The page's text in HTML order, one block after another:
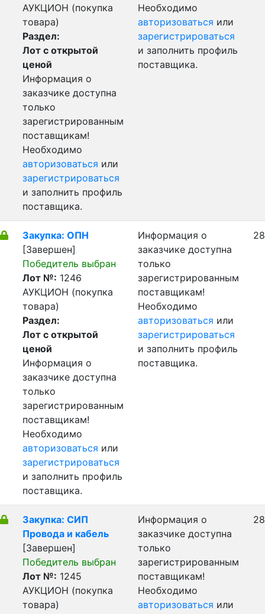
АУКЦИОН (покупка
товара)
Раздел:
Лот с открытой
ценой
Информация о
заказчике доступна
только
зарегистрированным
поставщикам!
Необходимо
авторизоваться или
зарегистрироваться
и заполнить профиль
поставщика.
Необходимо
авторизоваться или
зарегистрироваться
и заполнить профиль
поставщика.
Закупка: ОПН
[Завершен]
Победитель выбран
Лот №: 1246
АУКЦИОН (покупка
товара)
Раздел:
Лот с открытой
ценой
Информация о
заказчике доступна
только
зарегистрированным
поставщикам!
Необходимо
авторизоваться или
зарегистрироваться
и заполнить профиль
поставщика.
Информация о
заказчике доступна
только
зарегистрированным
поставщикам!
Необходимо
авторизоваться или
зарегистрироваться
и заполнить профиль
поставщика.
Закупка: СИП
Провода и кабель
[Завершен]
Победитель выбран
Лот №: 1245
АУКЦИОН (покупка
товара)
Информация о
заказчике доступна
только
зарегистрированным
поставщикам!
Необходимо
авторизоваться или